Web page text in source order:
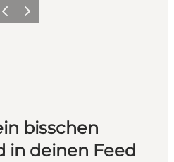
ZurückWeiter
bisschen
in deinen Feed